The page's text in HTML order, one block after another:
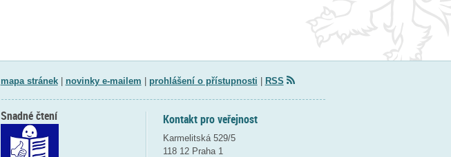
mapa stránek| novinky e-mailem prohlášení o přístupnosti RSS
Kontakt pro veřejnost
Karmelitská 529/5
118 12 Praha 1
Snadné čtení